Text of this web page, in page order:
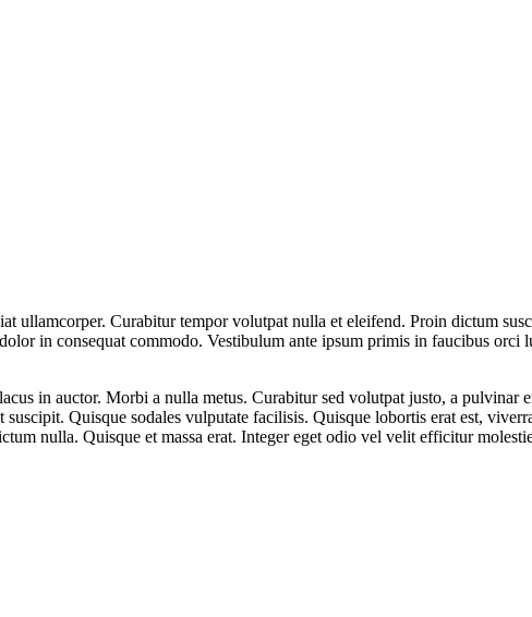
ullamcorper. Curabitur tempor volutpat nulla et eleifend. Proin dictum
in consequat commodo. Vestibulum ante ipsum primis in faucibus orci
in auctor. Morbi a nulla metus. Curabitur sed volutpat justo, a
Quisque sodales vulputate facilisis. Quisque lobortis erat est,
nulla. Quisque et massa erat. Integer eget odio vel velit efficitur